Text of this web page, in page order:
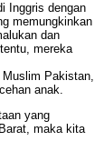
Inggris dengan
memungkinkan
dan
mereka
Muslim Pakistan,
anak.
yang
maka kita